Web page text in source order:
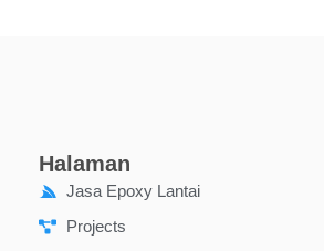
Halaman
Jasa Epoxy Lantai
Projects